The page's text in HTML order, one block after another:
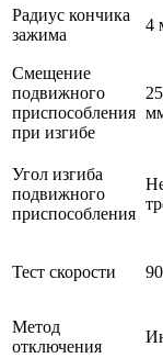
Радиус кончика
зажима
4
Смещение
подвижного
приспособления
при изгибе
Угол изгиба
подвижного
приспособления
Тест скорости
Метод
отключения